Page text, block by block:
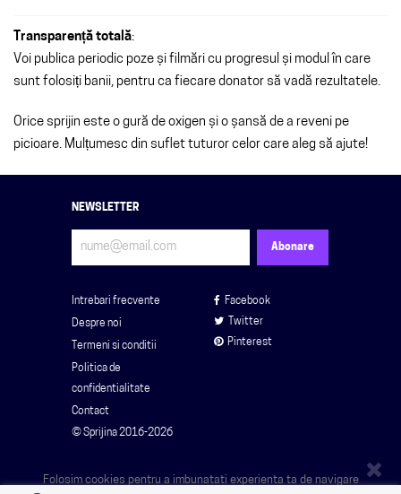
Transparență totală:
Voi publica periodic poze și filmări cu progresul și modul în care
sunt folosiți banii, pentru ca fiecare donator să vadă rezultatele.
Orice sprijin este o gură de oxigen și o șansă de a reveni pe
picioare. Mulțumesc din suflet tuturor celor care aleg să ajute!
NEWSLETTER
Intrebari frecvente
Despre noi
Termeni si conditii
Politica de
confidentialitate
Contact
Facebook
Twitter
Pinterest
© Sprijina 2016-2026
Folosim cookies pentru a imbunatati experienta ta de navigare